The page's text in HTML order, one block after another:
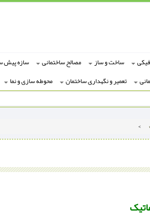
ساخت و ساز مصالح ساختمانی سازه پیش
تعمیر و نگهداری ساختمان محوطه سازی و نما
>